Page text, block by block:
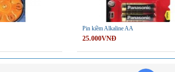
Pin kiềm Alkaline AA
25.000VNĐ